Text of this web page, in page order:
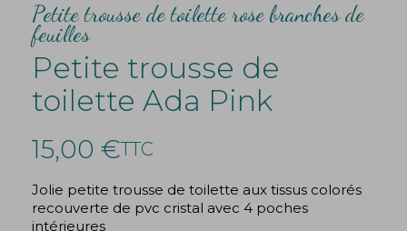
Petite trousse de toilette rose branches de
feuilles
Petite trousse de
toilette Ada Pink
15,00 €TTC
Jolie petite trousse de toilette aux tissus colorés
recouverte de pvc cristal avec 4 poches
intérieures